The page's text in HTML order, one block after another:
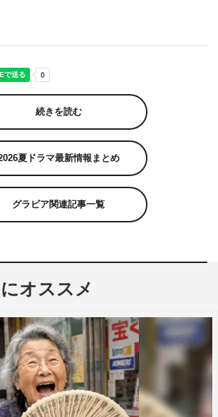
続きを読む
夏ドラマ最新情報まとめ
グラビア関連記事一覧
オススメ